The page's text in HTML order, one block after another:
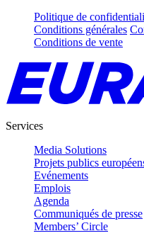
Politique de
Conditions générales
Conditions de vente
Services
Media Solutions
Projets publics
Evénements
Emplois
Agenda
Communiqués de presse
Members’ Circle